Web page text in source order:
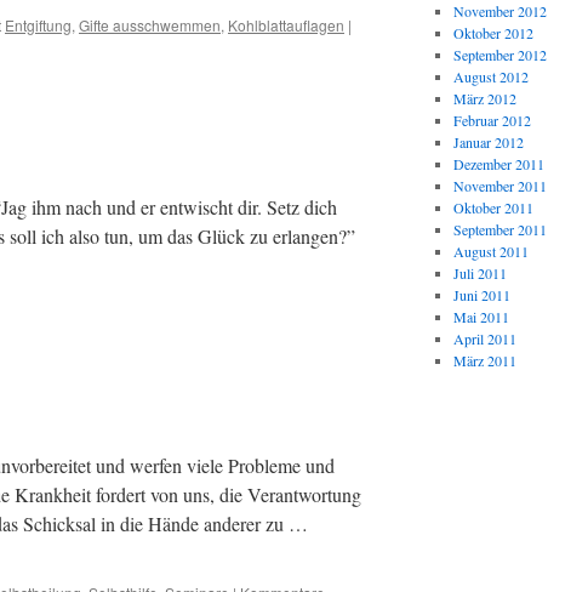
Entgiftung, Gifte ausschwemmen, Kohlblattauflagen |
ihm nach und er entwischt dir. Setz dich
ich also tun, um das Glück zu erlangen?”
und werfen viele Probleme und
Krankheit fordert von uns, die Verantwortung
Schicksal in die Hände anderer zu …
November 2012
Oktober 2012
September 2012
August 2012
März 2012
Februar 2012
Januar 2012
Dezember 2011
November 2011
Oktober 2011
September 2011
August 2011
Juli 2011
Juni 2011
Mai 2011
April 2011
März 2011